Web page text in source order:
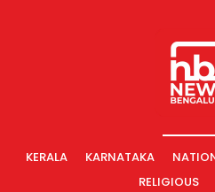
KERALA KARNATAKA
RELIGIOUS